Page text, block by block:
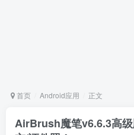
首页 Android应用 正文
AirBrush魔笔v6.6.3高